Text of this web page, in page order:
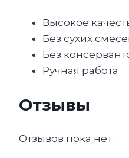
Высокое
Без сухих
Без
Ручная работа
Отзывы
Отзывов пока нет.